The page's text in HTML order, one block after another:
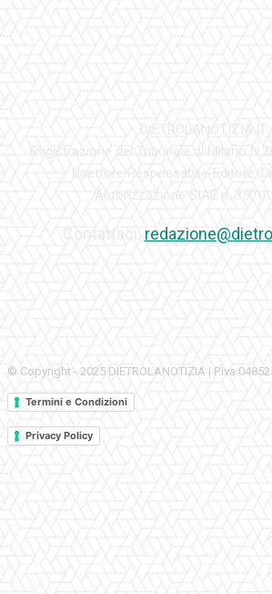
© Copyright - 2025 DIETROLANOTIZIA | P.Iva
Termini e Condizioni
Privacy Policy